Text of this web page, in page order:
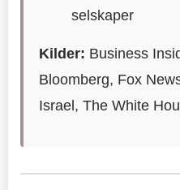
selskaper
Kilder: Business
Bloomberg, Fox
Israel, The White